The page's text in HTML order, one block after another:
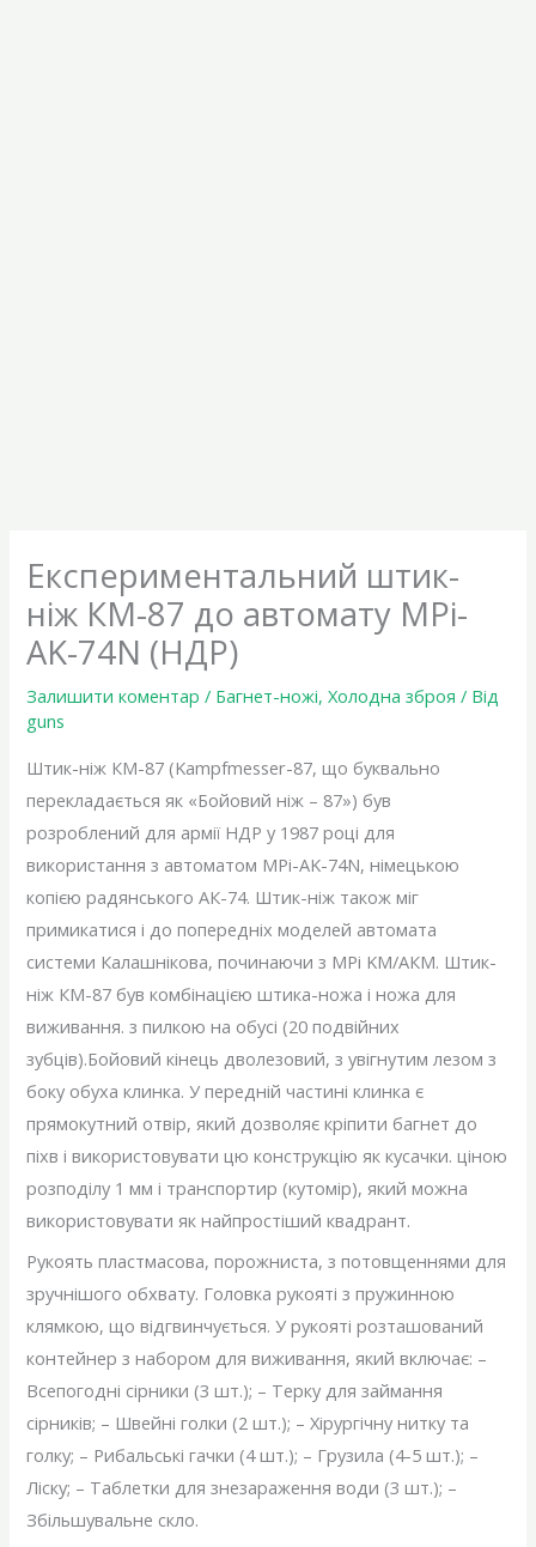
Експериментальний штик-
ніж КМ-87 до автомату MPi-
AK-74N (НДР)
Залишити коментар / Багнет-ножі,Холодна зброя / Від
guns
Штик-ніж КМ-87 (Kampfmesser-87, що буквально
перекладається як «Бойовий ніж – 87») був
розроблений для армії НДР у 1987 році для
використання з автоматом MPi-AK-74N, німецькою
копією радянського АК-74. Штик-ніж також міг
примикатися і до попередніх моделей автомата
системи Калашнікова, починаючи з MPi KM/АКМ. Штик-
ніж КМ-87 був комбінацією штика-ножа і ножа для
виживання. з пилкою на обусі (20 подвійних
зубців).Бойовий кінець дволезовий, з увігнутим лезом з
боку обуха клинка. У передній частині клинка є
прямокутний отвір, який дозволяє кріпити багнет до
піхв і використовувати цю конструкцію як кусачки. ціною
розподілу 1 мм і транспортир (кутомір), який можна
використовувати як найпростіший квадрант.
Рукоять пластмасова, порожниста, з потовщеннями для
зручнішого обхвату. Головка рукояті з пружинною
клямкою, що відгвинчується. У рукояті розташований
контейнер з набором для виживання, який включає: –
Всепогодні сірники (3 шт.); – Терку для займання
сірників; – Швейні голки (2 шт.); – Хірургічну нитку та
голку; – Рибальські гачки (4 шт.); – Грузила (4-5 шт.); –
Ліску; – Таблетки для знезараження води (3 шт.); –
Збільшувальне скло.